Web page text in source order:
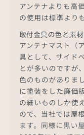
アンテナよりも高
の使用は標準より
取付金具の色と素材
アンテナマスト（
具として、サイド
とが多いのですが
色のものがありま
に塗装をした廉価
の細いものしか使
ので、当社では屋
ます。同様に黒い